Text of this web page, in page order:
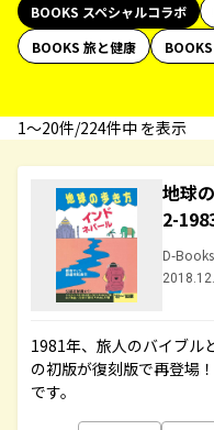
BOOKS スペシャルコラボ
BOOKS 旅と健康
1〜20件/224件中 を表示
地球
2-
D-Books
1981年、旅人のバイブル
の初版が復刻版で再登場
です。